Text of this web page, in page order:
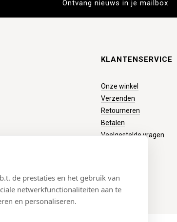
de prestaties en het gebruik van
netwerkfunctionaliteiten aan te
en personaliseren.
KLANTENSERVICE
Onze winkel
Verzenden
Retourneren
Betalen
Veelgestelde vragen